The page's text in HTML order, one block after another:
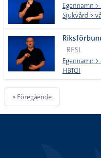
Egennamn
Sjukvård >
RFSL
Egennamn
HBTQI
« Föregående